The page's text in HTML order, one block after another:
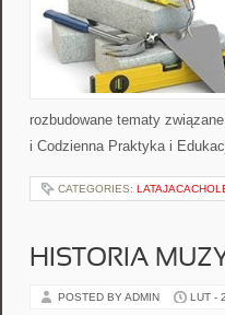
rozbudowane tematy
i Codzienna Praktyka i
CATEGORIES:
HISTORIA
POSTED BY ADMIN LUT -